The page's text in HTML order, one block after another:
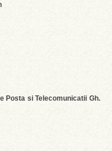
Posta si Telecomunicatii Gh.